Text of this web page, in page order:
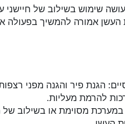
שימוש בשילוב של חיישני
אמורה להמשיך בפעולה
הגנת פיר והגנה מפני
להרמת מעליות.
מסוימת או בשילוב של